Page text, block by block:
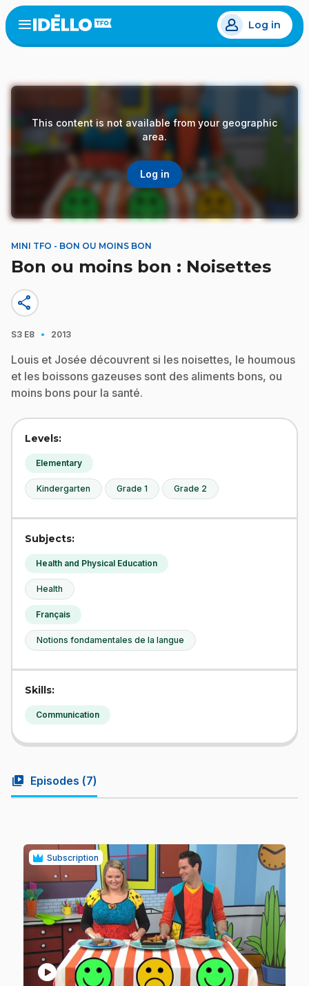
Skip
to
main
Open
menu
Log in
This content is not available from your geographic
area.
Log in
MINI TFO - BON OU MOINS BON
Bon ou moins bon : Noisettes
share
S3 E8 · 2013
Louis et Josée découvrent si les noisettes, le houmous
et les boissons gazeuses sont des aliments bons, ou
moins bons pour la santé.
Levels:
Elementary
Kindergarten Grade 1 Grade 2
Subjects:
Health and Physical Education
Health
Français
Notions fondamentales de la langue
Skills:
Communication
video_library Episodes (7)
Subscription
play_circle